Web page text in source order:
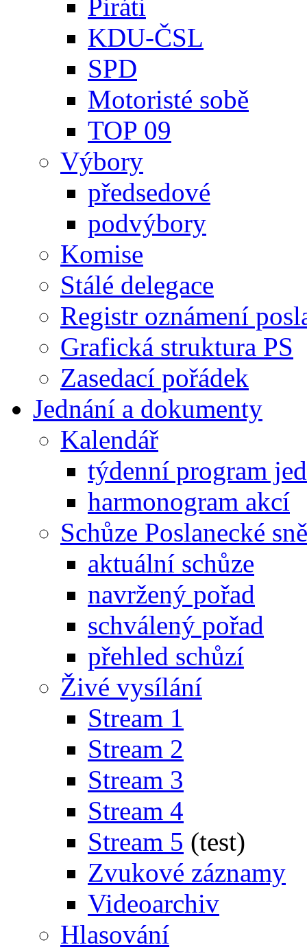
Piráti
KDU-ČSL
SPD
Motoristé sobě
TOP 09
Výbory
předsedové
podvýbory
Komise
Stálé delegace
Registr oznámení
Grafická struktura PS
Zasedací pořádek
Jednání a dokumenty
Kalendář
týdenní program
harmonogram akcí
Schůze Poslanecké
aktuální schůze
navržený pořad
schválený pořad
přehled schůzí
Živé vysílání
Stream 1
Stream 2
Stream 3
Stream 4
Stream 5 (test)
Zvukové záznamy
Videoarchiv
Hlasování